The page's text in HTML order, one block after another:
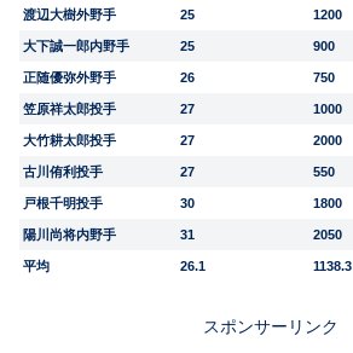
渡辺大樹外野手 25 1200
大下誠一郎内野手 25 900
正随優弥外野手 26 750
笠原祥太郎投手 27 1000
大竹耕太郎投手 27 2000
古川侑利投手 27 550
戸根千明投手 30 1800
陽川尚将内野手 31 2050
平均 26.1 1138.3
スポンサーリンク